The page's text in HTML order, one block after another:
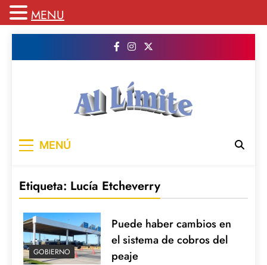
publicamos todo el contenido e informacion
MENÚ
Etiqueta: Lucía Etcheverry
GOBIERNO
Puede haber cambios en
el sistema de cobros del
peaje
MENU